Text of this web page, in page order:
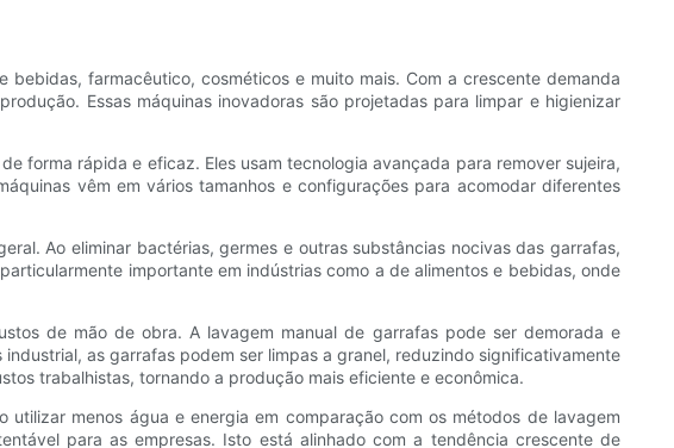
farmacêutico, cosméticos e muito mais. Com a crescente demanda
Essas máquinas inovadoras são projetadas para limpar e higienizar
forma rápida e eficaz. Eles usam tecnologia avançada para remover sujeira,
vêm em vários tamanhos e configurações para acomodar diferentes
Ao eliminar bactérias, germes e outras substâncias nocivas das garrafas,
importante em indústrias como a de alimentos e bebidas, onde
de mão de obra. A lavagem manual de garrafas pode ser demorada e
as garrafas podem ser limpas a granel, reduzindo significativamente
trabalhistas, tornando a produção mais eficiente e econômica.
menos água e energia em comparação com os métodos de lavagem
para as empresas. Isto está alinhado com a tendência crescente de